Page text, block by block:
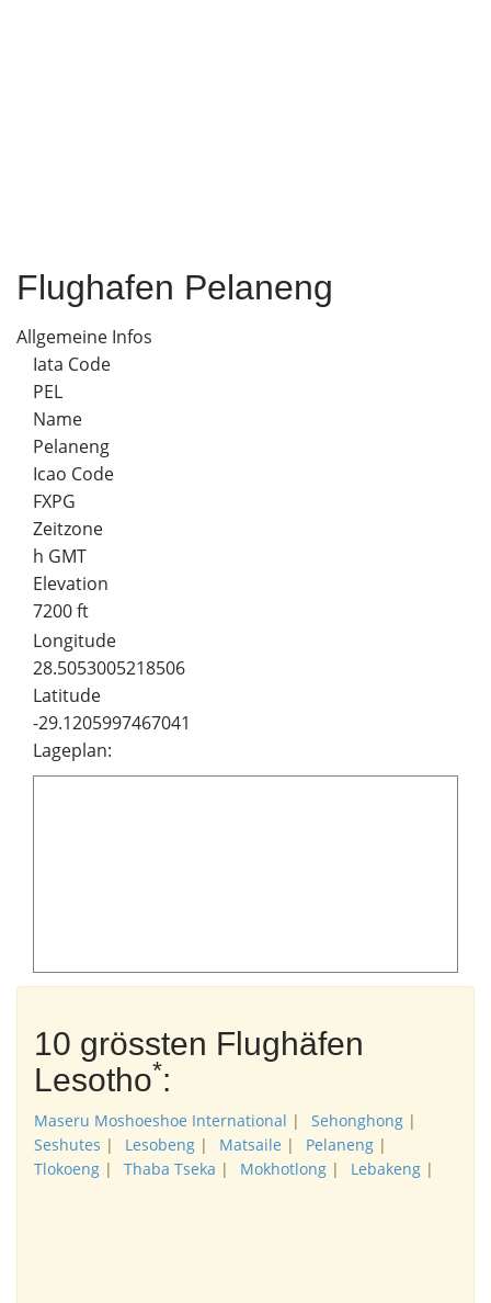
Flughafen Pelaneng
Allgemeine Infos
Iata Code
PEL
Name
Pelaneng
Icao Code
FXPG
Zeitzone
h GMT
Elevation
7200 ft
Longitude
28.5053005218506
Latitude
-29.1205997467041
Lageplan:
10 grössten Flughäfen
Lesotho*:
Maseru Moshoeshoe International | Sehonghong |
Seshutes | Lesobeng | Matsaile | Pelaneng |
Tlokoeng | Thaba Tseka | Mokhotlong | Lebakeng |